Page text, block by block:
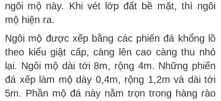
ngôi mộ này. Khi vét lớp đất bề mặt, thì ngôi
mộ hiện ra.
Ngôi mộ được xếp bằng các phiến đá khổng lồ
theo kiểu giật cấp, càng lên cao càng thu nhỏ
lại. Ngôi mộ dài tới 8m, rộng 4m. Những phiến
đá xếp làm mộ dày 0,4m, rộng 1,2m và dài tới
5m. Phần mộ đá này nằm trọn trong hàng rào